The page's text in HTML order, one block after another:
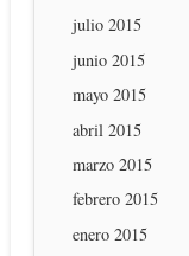
julio 2015
junio 2015
mayo 2015
abril 2015
marzo 2015
febrero 2015
enero 2015